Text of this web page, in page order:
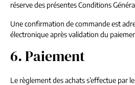
réserve des présentes Conditions
Une confirmation de commande est
électronique après validation du
6. Paiement
Le règlement des achats s’effectue par